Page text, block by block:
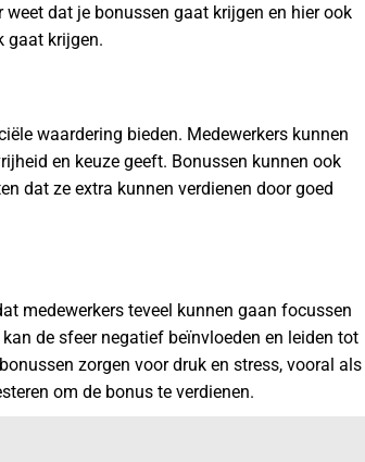
weet dat je bonussen gaat krijgen en hier ook
gaat krijgen.
waardering bieden. Medewerkers kunnen
en keuze geeft. Bonussen kunnen ook
dat ze extra kunnen verdienen door goed
medewerkers teveel kunnen gaan focussen
de sfeer negatief beïnvloeden en leiden tot
zorgen voor druk en stress, vooral als
om de bonus te verdienen.